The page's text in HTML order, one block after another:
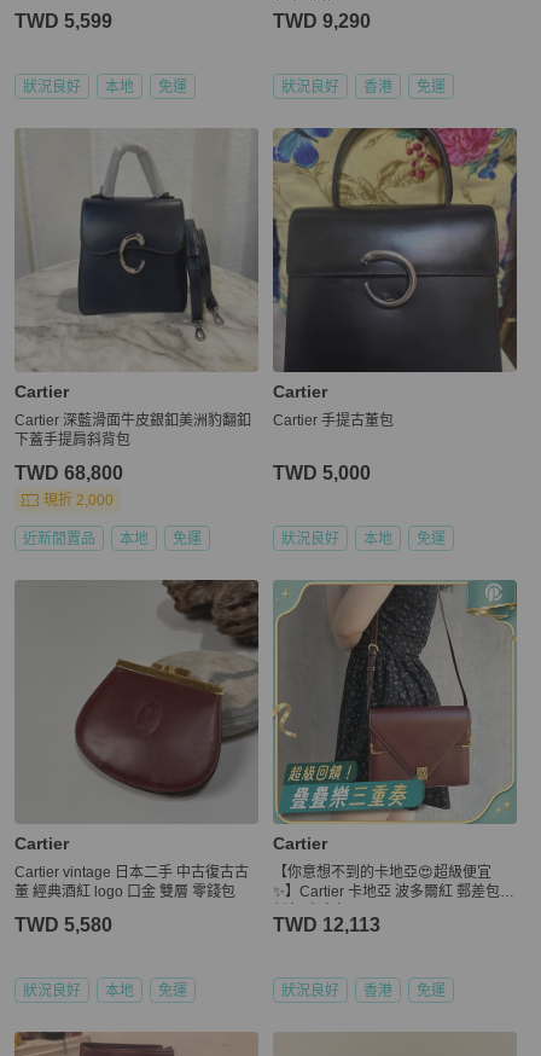
TWD 5,599
狀況良好 本地 免運
dy
TWD 9,290
狀況良好 香港 免運
Cartier
Cartier 深藍滑面牛皮銀釦美洲豹翻釦
下蓋手提肩斜背包
TWD 68,800
現折 2,000
近新閒置品 本地 免運
Cartier
Cartier 手提古董包
TWD 5,000
狀況良好 本地 免運
Cartier
Cartier vintage 日本二手 中古復古古
董 經典酒紅 logo 口金 雙層 零錢包
TWD 5,580
狀況良好 本地 免運
Cartier
【你意想不到的卡地亞😍超級便宜
✨】Cartier 卡地亞 波多爾紅 郵差包信
TWD 12,113
狀況良好 香港 免運